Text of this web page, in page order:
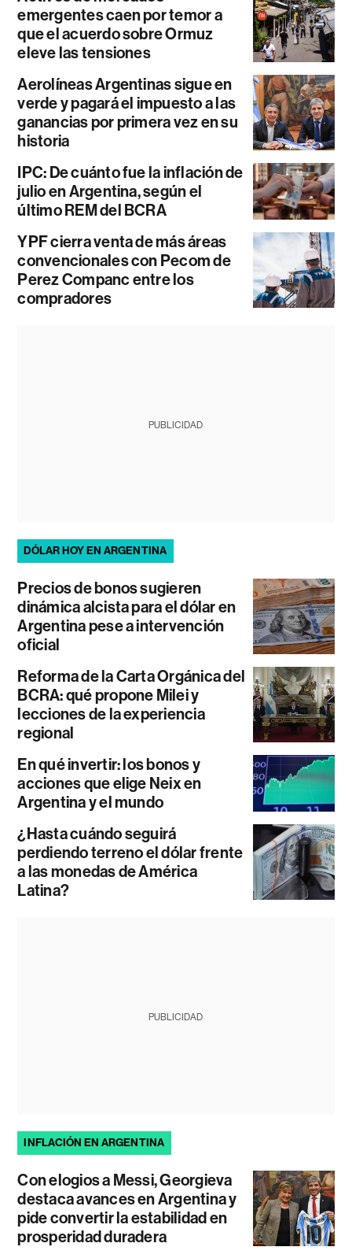
emergentes caen por temor a
que el acuerdo sobre Ormuz
eleve las tensiones
Aerolíneas Argentinas sigue en
verde y pagará el impuesto a las
ganancias por primera vez en su
historia
IPC: De cuánto fue la inflación de
julio en Argentina, según el
último REM del BCRA
YPF cierra venta de más áreas
convencionales con Pecom de
Perez Companc entre los
compradores
PUBLICIDAD
DÓLAR HOY EN ARGENTINA
Precios de bonos sugieren
dinámica alcista para el dólar en
Argentina pese a intervención
oficial
Reforma de la Carta Orgánica del
BCRA: qué propone Milei y
lecciones de la experiencia
regional
En qué invertir: los bonos y
acciones que elige Neix en
Argentina y el mundo
¿Hasta cuándo seguirá
perdiendo terreno el dólar frente
a las monedas de América
Latina?
PUBLICIDAD
INFLACIÓN EN ARGENTINA
Con elogios a Messi, Georgieva
destaca avances en Argentina y
pide convertir la estabilidad en
prosperidad duradera